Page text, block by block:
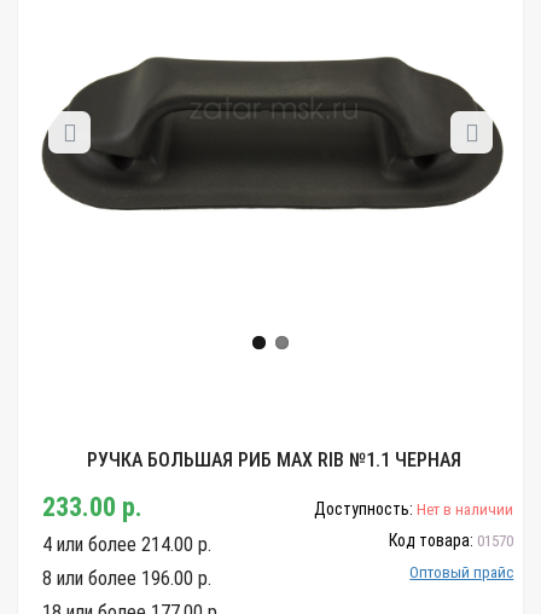
РУЧКА БОЛЬШАЯ РИБ MAX RIB №1.1 ЧЕРНАЯ
233.00 р.
4 или более 214.00 р.
8 или более 196.00 р.
Доступность: Нет в наличии
Код товара: 01570
Оптовый прайс